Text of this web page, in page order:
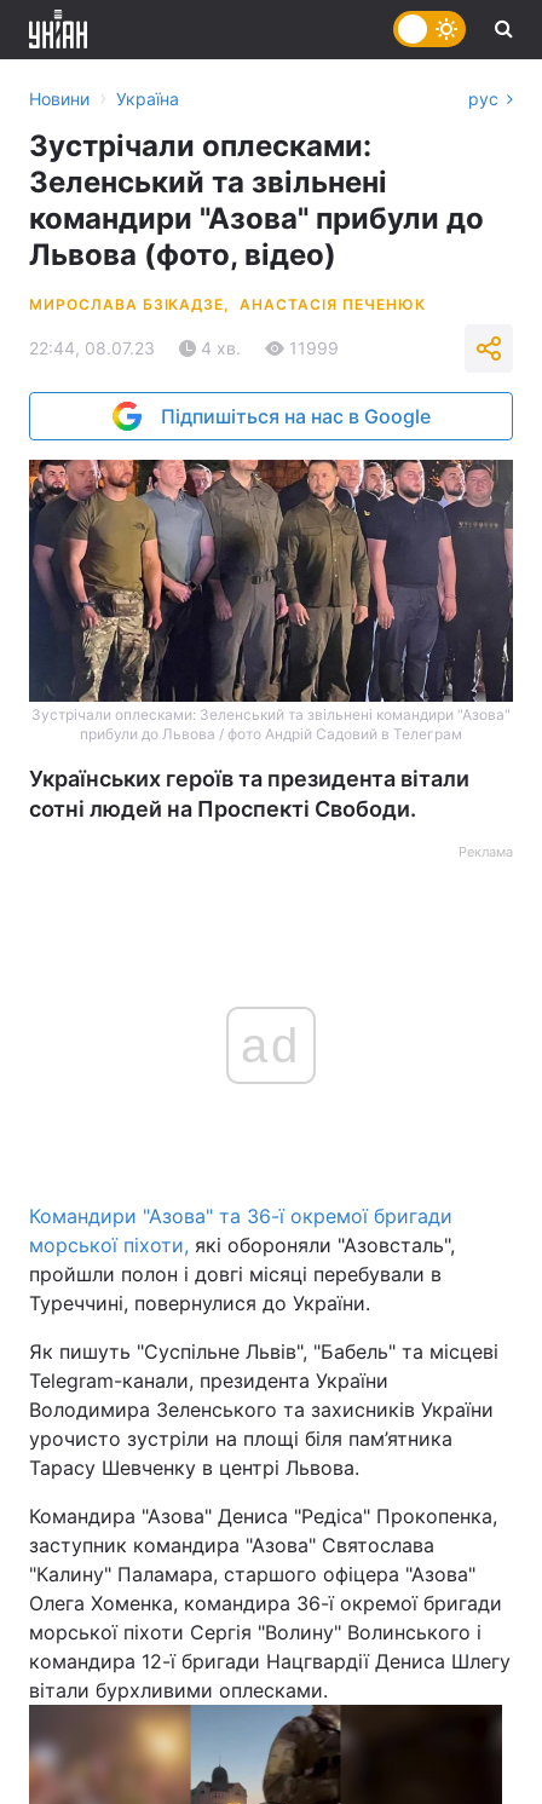
Україна Політика
Економіка Світ
Спорт Наука
Техно і зв'язок
Зброя Інциденти
Туризм
Цікавинки Погода
Екологія Регіони
Лонгріди
Відео з Youtube Статті
Думки
Новини › Україна рус
Зустрічали оплесками:
Зеленський та звільнені
командири "Азова" прибули до
Львова (фото, відео)
МИРОСЛАВА БЗІКАДЗЕ, АНАСТАСІЯ ПЕЧЕНЮК
22:44, 08.07.23 4 хв. 11999
Підпишіться на нас в Google
Зустрічали оплесками: Зеленський та звільнені командири "Азова"
прибули до Львова / фото Андрій Садовий в Телеграм
Українських героїв та президента вітали
сотні людей на Проспекті Свободи.
Реклама
ad
Командири "Азова" та 36-ї окремої бригади
морської піхоти, які обороняли "Азовсталь",
пройшли полон і довгі місяці перебували в
Туреччині, повернулися до України.
Як пишуть "Суспільне Львів", "Бабель" та місцеві
Telegram-канали, президента України
Володимира Зеленського та захисників України
урочисто зустріли на площі біля пам’ятника
Тарасу Шевченку в центрі Львова.
Командира "Азова" Дениса "Редіса" Прокопенка,
заступник командира "Азова" Святослава
"Калину" Паламара, старшого офіцера "Азова"
Олега Хоменка, командира 36-ї окремої бригади
морської піхоти Сергія "Волину" Волинського і
командира 12-ї бригади Нацгвардії Дениса Шлегу
вітали бурхливими оплесками.